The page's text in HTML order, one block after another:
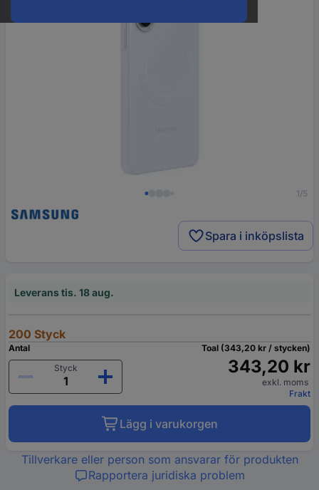
1/5
Spara i inköpslista
Leverans tis. 18 aug.
200 Styck
Antal
Styck
Toal (343,20 kr / stycken)
343,20 kr
exkl. moms
Frakt
Lägg i varukorgen
Tillverkare eller person som ansvarar för produkten
Rapportera juridiska problem